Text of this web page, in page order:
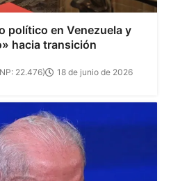
político en Venezuela y
hacia transición
22.476)
18 de junio de 2026